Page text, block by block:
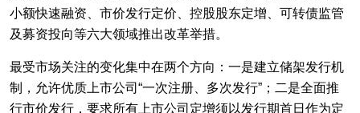
小额快速融资、市价发行定价、控股股东定增、可转债监管
及募资投向等六大领域推出改革举措。
最受市场关注的变化集中在两个方向：一是建立储架发行机
制，允许优质上市公司“一次注册、多次发行”；二是全面推
行市价发行，要求所有上市公司定增须以发行期首日作为定